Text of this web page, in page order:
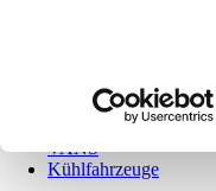
LKW / Transporter
VANS
Kühlfahrzeuge